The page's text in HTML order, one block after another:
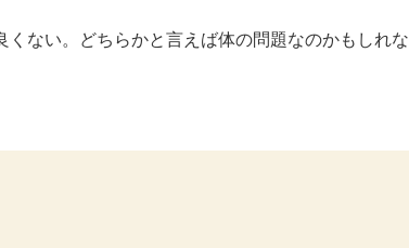
ない。どちらかと言えば体の問題なのかもしれな